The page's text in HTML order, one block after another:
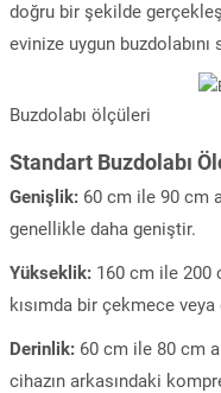
doğru bir şekilde
evinize uygun buzdolabını
Buzdolabı ölçüleri
Standart Buzdolabı
Genişlik: 60 cm ile 90 cm
genellikle daha geniştir.
Yükseklik: 160 cm ile 200
kısımda bir çekmece
Derinlik: 60 cm ile 80 cm
cihazın arkasındaki